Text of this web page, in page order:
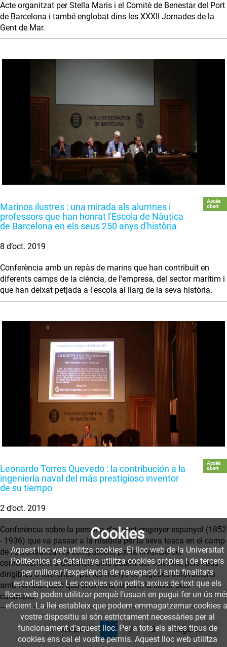
Acte organitzat per Stella Maris i el Comitè de Benestar del Port
de Barcelona i també englobat dins les XXXII Jornades de la
Gent de Mar.
Marinos ilustres : una mirada als alumnes i
professors que han honrat l'Escola de Nàutica
de Barcelona en els seus 250 anys d'història
Accés
obert
8 d’oct. 2019
Conferència amb un repàs de marins que han contribuït en
diferents camps de la ciència, de l'empresa, del sector marítim i
que han deixat petjada a l'escola al llarg de la seva història.
Leonardo Torres Quevedo : la contribución a la
ingeniería naval del más prestigioso inventor
de su tiempo
Accés
obert
2 d’oct. 2019
Conferència sobre la persona d'aquest enginyer espanyol (1852
- 1936) que va passar a la història per la seva tasca en el camp
de l'aeronàutica i la computació, per la invenció del
comandament a distància amb patent del Telekino, pels seus
dirigibles o telefèrics i per les menys conegudes innovacions
amb l'embarcació que anomenà Binave, la llavor dels
catamarà.
← Anterior 1(current)
2 3 Següent →
Cookies
Aquest lloc web utilitza cookies. El lloc web de la Universitat
Politècnica de Catalunya utilitza cookies pròpies i de tercers
per millorar l’experiència de navegació i amb finalitats
estadístiques. Les cookies són petits arxius de text que els
llocs web poden utilitzar perquè l’usuari en pugui fer un ús
eficient. La llei estableix que podem emmagatzemar cookies
vostre dispositiu si són estrictament necessàries per al
funcionament d'aquest lloc. Per a tots els altres tipus de
cookies ens cal el vostre permís. Aquest lloc web utilitza